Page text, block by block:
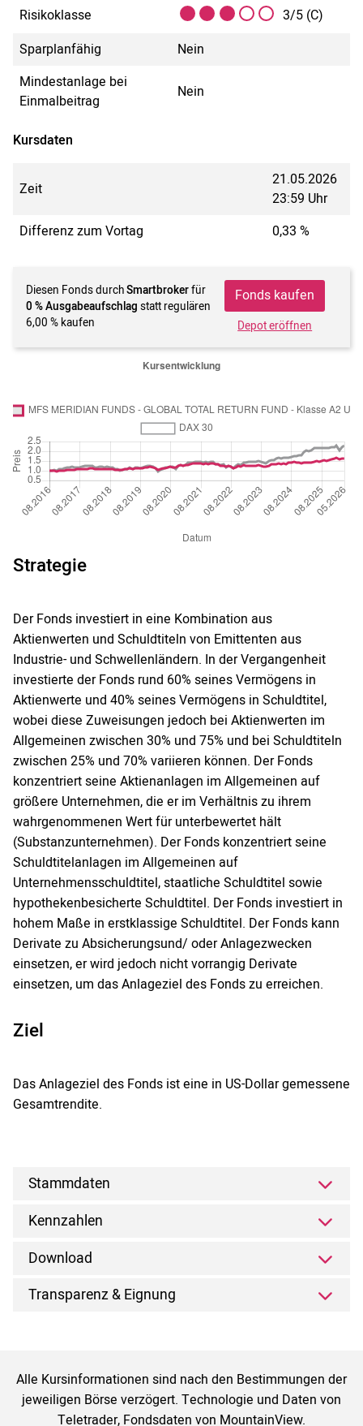
Risikoklasse
3/5 (C)
Sparplanfähig
Nein
Mindestanlage bei
Einmalbeitrag
Nein
Kursdaten
Zeit
21.05.2026
23:59 Uhr
Differenz zum Vortag
0,33 %
Diesen Fonds durchSmartbrokerfür
0 % Ausgabeaufschlag statt regulären
6,00 % kaufen
Fonds kaufen
Depot eröffnen
Strategie
Der Fonds investiert in eine Kombination aus
Aktienwerten und Schuldtiteln von Emittenten aus
Industrie- und Schwellenländern. In der Vergangenheit
investierte der Fonds rund 60% seines Vermögens in
Aktienwerte und 40% seines Vermögens in Schuldtitel,
wobei diese Zuweisungen jedoch bei Aktienwerten im
Allgemeinen zwischen 30% und 75% und bei Schuldtiteln
zwischen 25% und 70% variieren können. Der Fonds
konzentriert seine Aktienanlagen im Allgemeinen auf
größere Unternehmen, die er im Verhältnis zu ihrem
wahrgenommenen Wert für unterbewertet hält
(Substanzunternehmen). Der Fonds konzentriert seine
Schuldtitelanlagen im Allgemeinen auf
Unternehmensschuldtitel, staatliche Schuldtitel sowie
hypothekenbesicherte Schuldtitel. Der Fonds investiert in
hohem Maße in erstklassige Schuldtitel. Der Fonds kann
Derivate zu Absicherungsund/ oder Anlagezwecken
einsetzen, er wird jedoch nicht vorrangig Derivate
einsetzen, um das Anlageziel des Fonds zu erreichen.
Ziel
Das Anlageziel des Fonds ist eine in US-Dollar gemessene
Gesamtrendite.
Stammdaten
Kennzahlen
Download
Transparenz & Eignung
Alle Kursinformationen sind nach den Bestimmungen der
jeweiligen Börse verzögert. Technologie und Daten von
Teletrader, Fondsdaten von MountainView.